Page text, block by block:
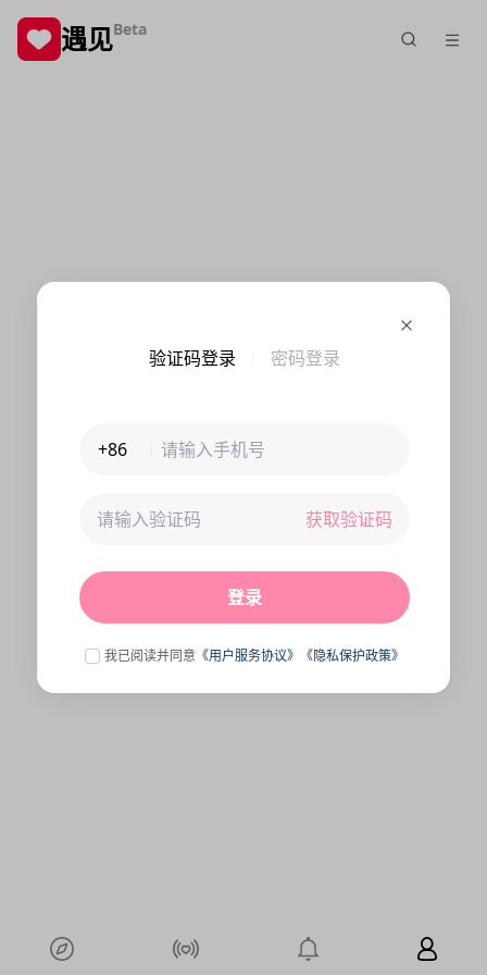
验证码登录 密码登录
+86
获取验证码
登录
我已阅读并同意 《用户服务协议》 《隐私保护政策》
遇见Beta
未连接到服务器,刷新一下试试